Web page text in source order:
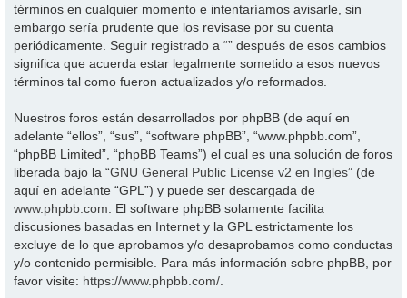
términos en cualquier momento e intentaríamos avisarle, sin
embargo sería prudente que los revisase por su cuenta
periódicamente. Seguir registrado a “” después de esos cambios
significa que acuerda estar legalmente sometido a esos nuevos
términos tal como fueron actualizados y/o reformados.
Nuestros foros están desarrollados por phpBB (de aquí en
adelante “ellos”, “sus”, “software phpBB”, “www.phpbb.com”,
“phpBB Limited”, “phpBB Teams”) el cual es una solución de foros
liberada bajo la “GNU General Public License v2 en Ingles” (de
aquí en adelante “GPL”) y puede ser descargada de
www.phpbb.com . El software phpBB solamente facilita
discusiones basadas en Internet y la GPL estrictamente los
excluye de lo que aprobamos y/o desaprobamos como conductas
y/o contenido permisible. Para más información sobre phpBB, por
favor visite: https://www.phpbb.com/